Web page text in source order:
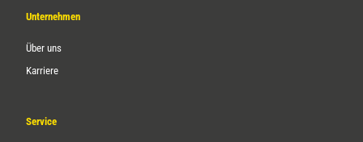
Unternehmen
Über uns
Karriere
Service